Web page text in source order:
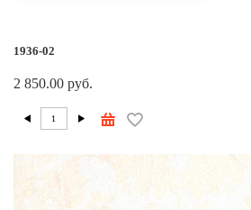
1936-02
2 850.00 руб.